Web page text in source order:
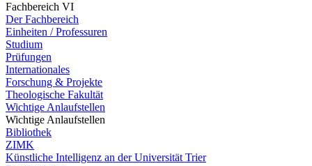
Fachbereich VI
Der Fachbereich
Einheiten / Professuren
Studium
Prüfungen
Internationales
Forschung & Projekte
Theologische Fakultät
Wichtige Anlaufstellen
Wichtige Anlaufstellen
Bibliothek
ZIMK
Künstliche Intelligenz an der Universität Trier